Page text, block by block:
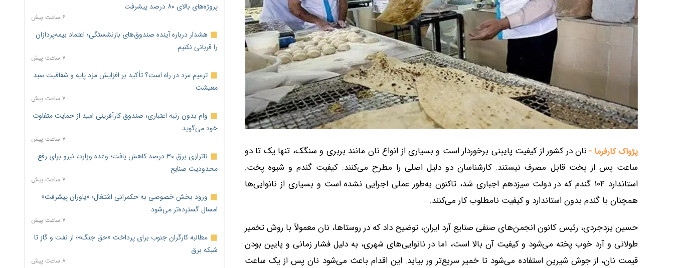
پژواک کارفرما - نان در کشور از کیفیت پایینی برخوردار است و بسیاری از انواع نان مانند بربری و سنگک، تنها یک تا دو
ساعت پس از پخت قابل مصرف نیستند. کارشناسان دو دلیل اصلی را مطرح می‌کنند: کیفیت گندم و شیوه پخت.
استاندارد ۱۰۴ گندم که در دولت سیزدهم اجباری شد، تاکنون به‌طور عملی اجرایی نشده است و بسیاری از نانوایی‌ها
همچنان با گندم بدون استاندارد و کیفیت نامطلوب کار می‌کنند.
حسین یزدجردی، رئیس کانون انجمن‌های صنفی صنایع آرد ایران، توضیح داد که در روستاها، نان معمولاً با روش تخمیر
طولانی و آرد خوب پخته می‌شود و کیفیت آن بالا است، اما در نانوایی‌های شهری، به دلیل فشار زمانی و پایین بودن
قیمت نان، از جوش شیرین استفاده می‌شود تا خمیر سریع‌تر ور بیاید. این اقدام باعث می‌شود نان پس از یک ساعت
پروژه‌های بالای ۸۰ درصد پیشرفت
۶ ساعت پیش
هشدار درباره آینده صندوق‌های بازنشستگی؛ اعتماد بیمه‌پردازان
را قربانی نکنیم
۷ ساعت پیش
ترمیم مزد در راه است؟ تأکید بر افزایش مزد پایه و شفافیت سبد
معیشت
۷ ساعت پیش
وام بدون رتبه اعتباری؛ صندوق کارآفرینی امید از حمایت متفاوت
خود می‌گوید
۷ ساعت پیش
ناترازی برق ۳۰ درصد کاهش یافت؛ وعده وزارت نیرو برای رفع
محدودیت صنایع
۷ ساعت پیش
ورود بخش خصوصی به حکمرانی اشتغال؛ «یاوران پیشرفت»
امسال گسترده‌تر می‌شود
۷ ساعت پیش
مطالبه کارگران جنوب برای پرداخت «حق جنگ»؛ از نفت و گاز تا
شبکه برق
۸ ساعت پیش